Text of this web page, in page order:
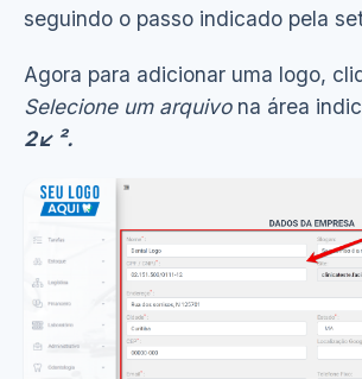
seguindo o passo indicado pela
Agora para adicionar uma logo,
Selecione um arquivona área
2↙².